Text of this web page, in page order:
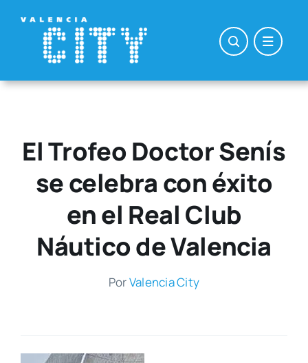
contenido
El Trofeo Doctor Senís
se celebra con éxito
en el Real Club
Náutico de Valencia
PorValen­cia City